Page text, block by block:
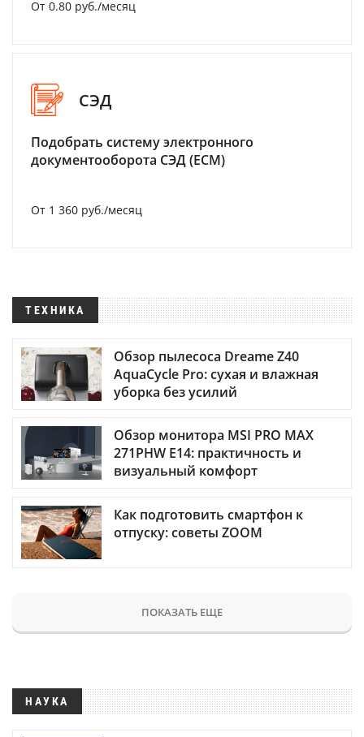
От 0.80 руб./месяц
СЭД
Подобрать систему электронного
документооборота СЭД (ECM)
От 1 360 руб./месяц
ТЕХНИКА
Обзор пылесоса Dreame Z40
AquaCycle Pro: сухая и влажная
уборка без усилий
Обзор монитора MSI PRO MAX
271PHW E14: практичность и
визуальный комфорт
Как подготовить смартфон к
отпуску: советы ZOOM
ПОКАЗАТЬ ЕЩЕ
НАУКА